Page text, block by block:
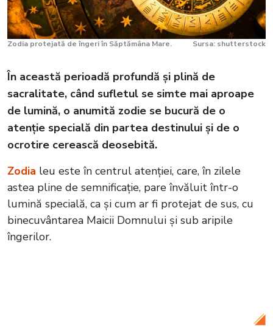
Zodia protejată de îngeri în Săptămâna Mare. Sursa: shutterstock
În această perioadă profundă și plină de
sacralitate, când sufletul se simte mai aproape
de lumină, o anumită zodie se bucură de o
atenție specială din partea destinului și de o
ocrotire cerească deosebită.
Zodia leu este în centrul atenției, care, în zilele
astea pline de semnificație, pare învăluit într-o
lumină specială, ca și cum ar fi protejat de sus, cu
binecuvântarea Maicii Domnului și sub aripile
îngerilor.